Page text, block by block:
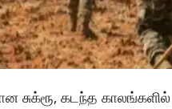
சுக்ரூ, கடந்த